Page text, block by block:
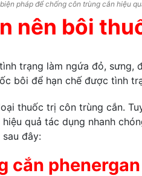
pháp để chống côn trùng cắn hiệu
nên bôi
trạng làm ngứa đỏ, sưng,
bôi để hạn chế được tình
thuốc trị côn trùng cắn.
quả tác dụng nhanh
đây:
cắn phenergan